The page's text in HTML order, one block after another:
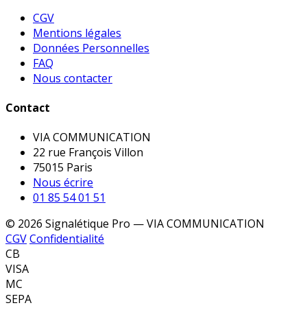
CGV
Mentions légales
Données Personnelles
FAQ
Nous contacter
Contact
VIA COMMUNICATION
22 rue François Villon
75015 Paris
Nous écrire
01 85 54 01 51
© 2026 Signalétique Pro — VIA COMMUNICATION
CGVConfidentialité
CB
VISA
MC
SEPA